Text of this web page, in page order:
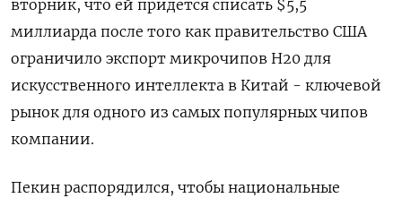
вторник, что ей придется списать $5,5
миллиарда после того как правительство США
ограничило экспорт микрочипов H20 для
искусственного интеллекта в Китай - ключевой
рынок для одного из самых популярных чипов
компании.
Пекин распорядился, чтобы национальные